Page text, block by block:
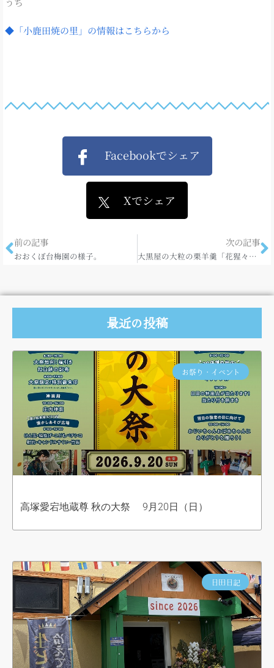
◆「小鹿田焼の里」の情報はこちらから
Facebookでシェア
Xでシェア
前の記事
おおくぼ台梅園の様子。
次の記事
大黒屋の大粒の栗羊羹「花猩々（はなしょうじょう）」
最近の投稿
お祭り・イベント
高塚愛宕地蔵尊 秋の大祭 9月20日（日）
日田日記